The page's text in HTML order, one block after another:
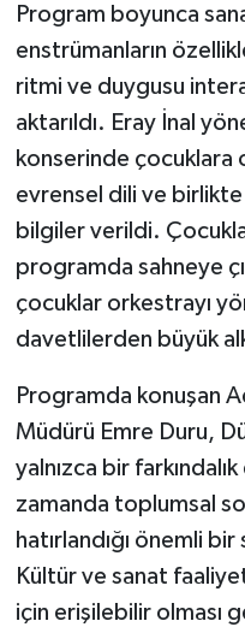
Program boyunca
enstrümanların
ritmi ve duygusu
aktarıldı. Eray İnal
konserinde çocuklara
evrensel dili ve
bilgiler verildi.
programda sahneye
çocuklar orkestrayı
davetlilerden büyük
Programda konuşan
Müdürü Emre Duru,
yalnızca bir
zamanda toplumsal
hatırlandığı önemli
Kültür ve sanat
için erişilebilir olması